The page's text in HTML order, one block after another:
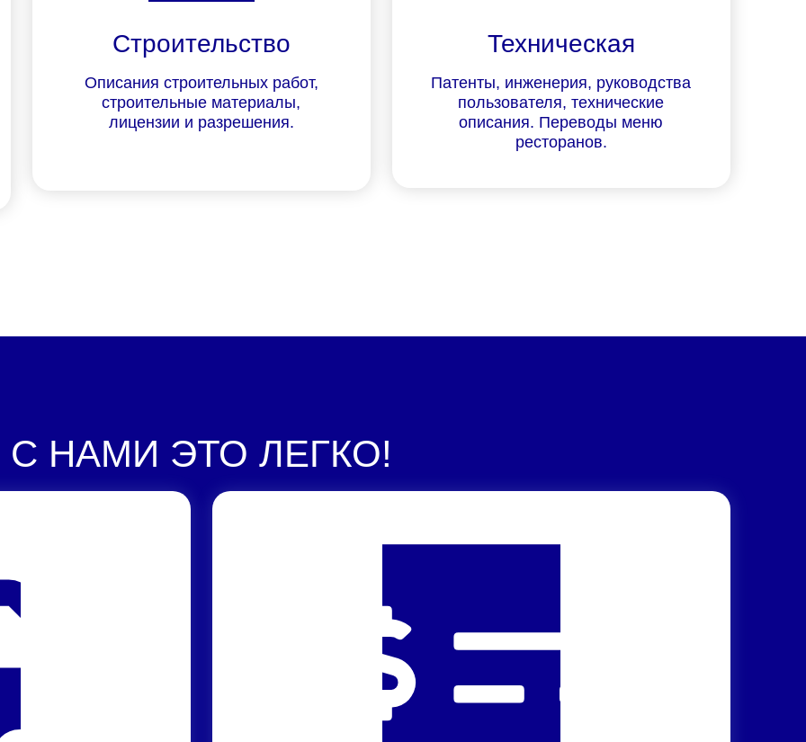
Строительство
Описания строительных работ,
строительные материалы,
лицензии и разрешения.
Техническая
Патенты, инженерия, руководства
пользователя, технические
описания. Переводы меню
ресторанов.
С НАМИ ЭТО ЛЕГКО!